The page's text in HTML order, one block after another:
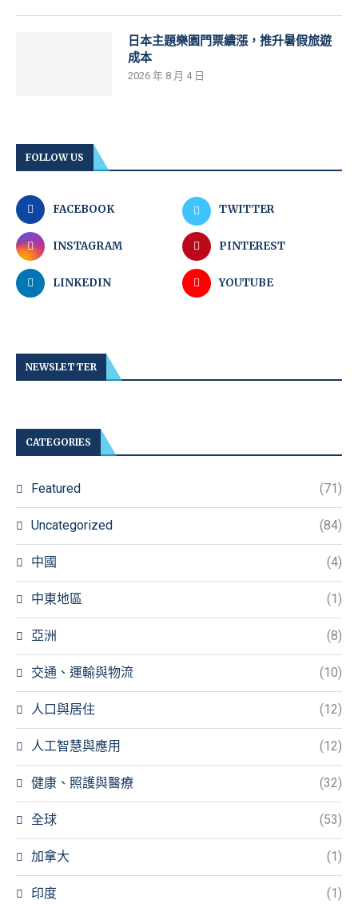
日本主題樂園門票續漲，推升暑假旅遊
成本
2026 年 8 月 4 日
FOLLOW US
FACEBOOK TWITTER
INSTAGRAM PINTEREST
LINKEDIN YOUTUBE
NEWSLETTER
CATEGORIES
Featured (71)
Uncategorized (84)
中國 (4)
中東地區 (1)
亞洲 (8)
交通、運輸與物流 (10)
人口與居住 (12)
人工智慧與應用 (12)
健康、照護與醫療 (32)
全球 (53)
加拿大 (1)
印度 (1)